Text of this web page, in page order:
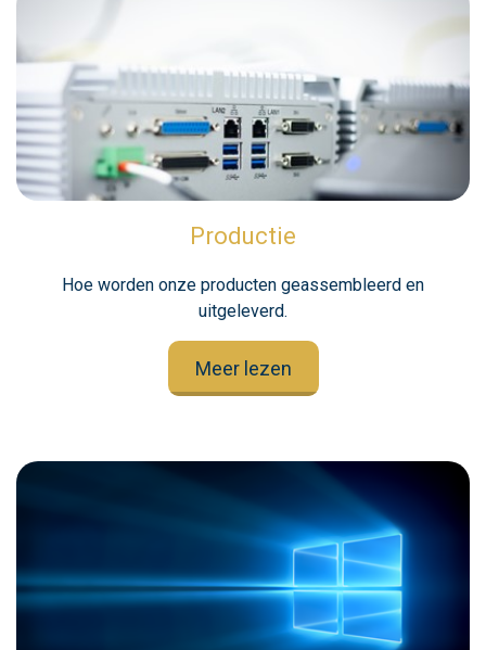
Productie
Hoe worden onze producten geassembleerd en
uitgeleverd.
Meer lezen